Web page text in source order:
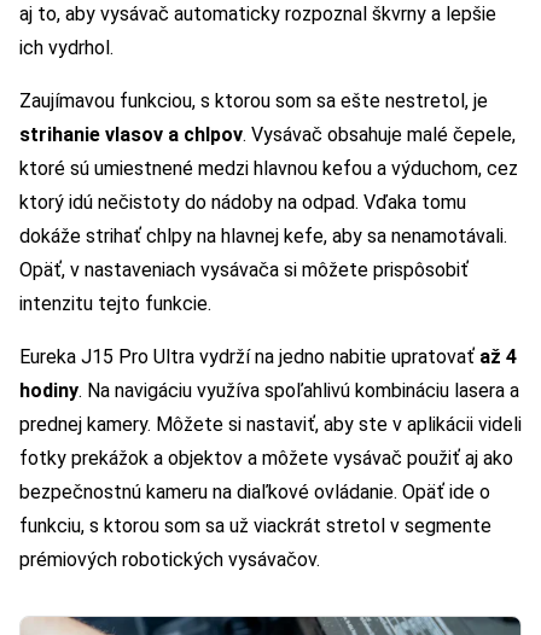
aj to, aby vysávač automaticky rozpoznal škvrny a lepšie
ich vydrhol.
Zaujímavou funkciou, s ktorou som sa ešte nestretol, je
strihanie vlasov a chlpov. Vysávač obsahuje malé čepele,
ktoré sú umiestnené medzi hlavnou kefou a výduchom, cez
ktorý idú nečistoty do nádoby na odpad. Vďaka tomu
dokáže strihať chlpy na hlavnej kefe, aby sa nenamotávali.
Opäť, v nastaveniach vysávača si môžete prispôsobiť
intenzitu tejto funkcie.
Eureka J15 Pro Ultra vydrží na jedno nabitie upratovať až 4
hodiny. Na navigáciu využíva spoľahlivú kombináciu lasera a
prednej kamery. Môžete si nastaviť, aby ste v aplikácii videli
fotky prekážok a objektov a môžete vysávač použiť aj ako
bezpečnostnú kameru na diaľkové ovládanie. Opäť ide o
funkciu, s ktorou som sa už viackrát stretol v segmente
prémiových robotických vysávačov.